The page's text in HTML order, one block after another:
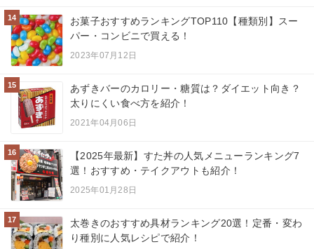
14
お菓子おすすめランキングTOP110【種類別】スー
パー・コンビニで買える！
2023年07月12日
15
あずきバーのカロリー・糖質は？ダイエット向き？
太りにくい食べ方を紹介！
2021年04月06日
16
【2025年最新】すた丼の人気メニューランキング7
選！おすすめ・テイクアウトも紹介！
2025年01月28日
17
太巻きのおすすめ具材ランキング20選！定番・変わ
り種別に人気レシピで紹介！